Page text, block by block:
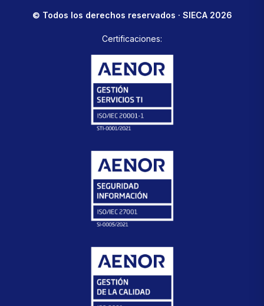
© Todos los derechos reservados · SIECA 2026
Certificaciones: